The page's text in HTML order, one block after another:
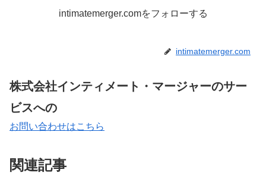
intimatemerger.comをフォローする
intimatemerger.com
株式会社インティメート・マージャーのサー
ビスへの
お問い合わせはこちら
関連記事